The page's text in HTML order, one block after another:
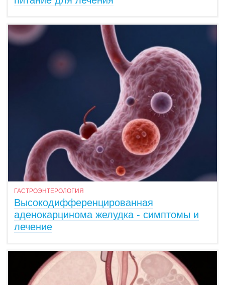
ГАСТРОЭНТЕРОЛОГИЯ
Высокодифференцированная
аденокарцинома желудка - симптомы и
лечение